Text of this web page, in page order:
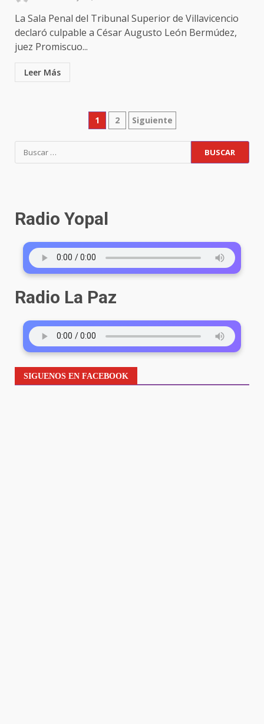
La Sala Penal del Tribunal Superior de Villavicencio
declaró culpable a César Augusto León Bermúdez,
juez Promiscuo...
Leer Más
Paginación
de
entradas
1 2 Siguiente
Buscar:
Radio Yopal
Radio La Paz
SIGUENOS EN FACEBOOK